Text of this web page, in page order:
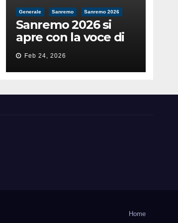
Generale Sanremo Sanremo 2026
Sanremo 2026 si
apre con la voce di
Pippo Baudo
Feb 24, 2026
Home